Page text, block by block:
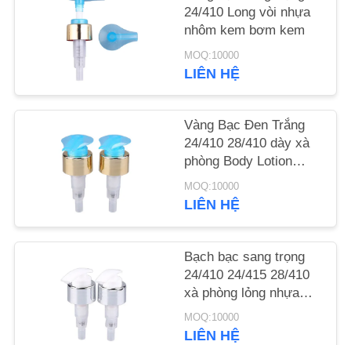
LƯỢNG
HỆ
CHÚNG
TIN
TỨC
24/410 Long vòi nhựa
nhôm kem bơm kem
MOQ:10000
LIÊN HỆ
Vàng Bạc Đen Trắng
24/410 28/410 dày xà
phòng Body Lotion
Dispenser Nhựa nhôm
Cream Lotion Pump
Cho chai
MOQ:10000
LIÊN HỆ
Bạch bạc sang trọng
24/410 24/415 28/410
xà phòng lỏng nhựa
nhôm kem lotion bơm
cho chai
MOQ:10000
LIÊN HỆ